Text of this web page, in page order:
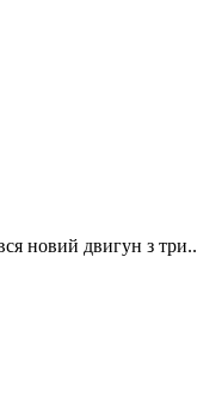
новий двигун з три..